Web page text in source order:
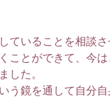
いることを相談
とができて、今は
した。
う鏡を通して自分